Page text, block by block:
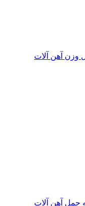
وزن آهن آلات
حمل آهن آلات